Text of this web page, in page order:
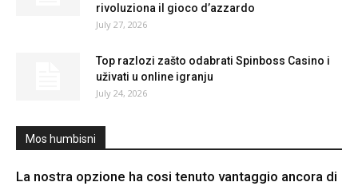
rivoluziona il gioco d’azzardo
July 27, 2026
Top razlozi zašto odabrati Spinboss Casino i
uživati u online igranju
July 24, 2026
Mos humbisni
La nostra opzione ha cosi tenuto vantaggio ancora di